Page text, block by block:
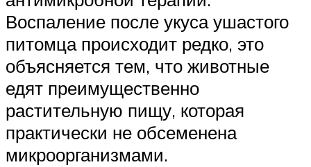
Воспаление после укуса ушастого
питомца происходит редко, это
объясняется тем, что животные
едят преимущественно
растительную пищу, которая
практически не обсеменена
микроорганизмами.